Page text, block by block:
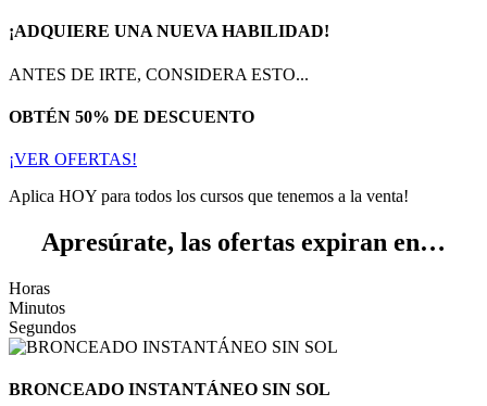
¡ADQUIERE UNA NUEVA HABILIDAD!
ANTES DE IRTE, CONSIDERA ESTO...
OBTÉN 50% DE DESCUENTO
¡VER OFERTAS!
Aplica HOY para todos los cursos que tenemos a la venta!
Apresúrate, las ofertas expiran en…
Horas
Minutos
Segundos
BRONCEADO INSTANTÁNEO SIN SOL